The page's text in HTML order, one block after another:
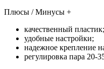
Плюсы / Минусы +
качественный пластик;
удобные настройки;
надежное крепление
регулировка пара 20-